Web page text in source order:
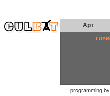
Арт
programming by